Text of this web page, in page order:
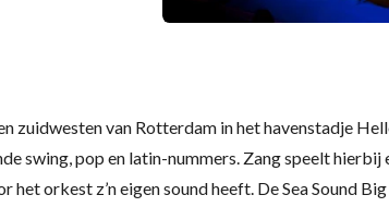
zuidwesten van Rotterdam in het havenstadje
swing, pop en latin-nummers. Zang speelt
orkest z’n eigen sound heeft. De Sea Sound